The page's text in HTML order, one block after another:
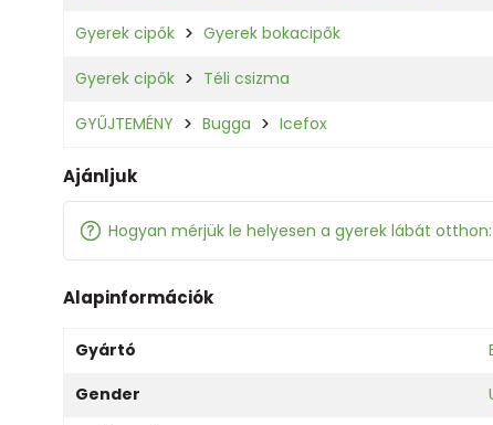
Gyerek cipők Gyerek bokacipők
Gyerek cipők Téli csizma
GYŰJTEMÉNY Bugga Icefox
Ajánljuk
Hogyan mérjük le helyesen a gyerek lábát
Alapinformációk
Gyártó
Gender